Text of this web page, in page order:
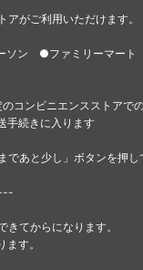
アがご利用いただけます。
ン ●ファミリーマート
コンビニエンスストアで
手続きに入ります
であと少し」ボタンを押し
てからになります。
す。